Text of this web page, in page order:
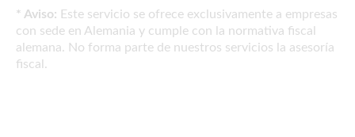
* Aviso: Este servicio se ofrece exclusivamente a empresas
con sede en Alemania y cumple con la normativa fiscal
alemana. No forma parte de nuestros servicios la asesoría
fiscal.